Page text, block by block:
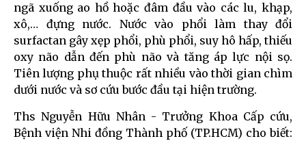
ngã xuống ao hồ hoặc đâm đầu vào các lu, khạp,
xô,… đựng nước. Nước vào phổi làm thay đổi
surfactan gây xẹp phổi, phù phổi, suy hô hấp, thiếu
oxy não dẫn đến phù não và tăng áp lực nội sọ.
Tiên lượng phụ thuộc rất nhiều vào thời gian chìm
dưới nước và sơ cứu bước đầu tại hiện trường.
Ths Nguyễn Hữu Nhân - Trưởng Khoa Cấp cứu,
Bệnh viện Nhi đồng Thành phố (TP.HCM) cho biết: